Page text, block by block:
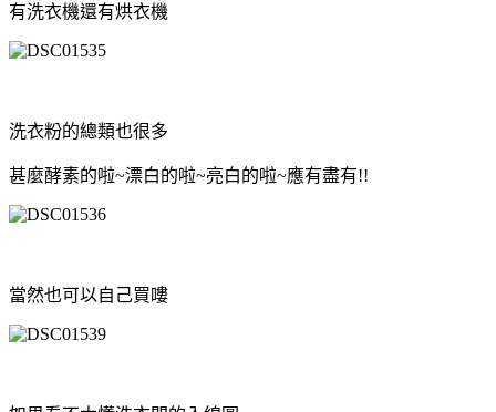
有洗衣機還有烘衣機
洗衣粉的總類也很多
甚麼酵素的啦~漂白的啦~亮白的啦~應有盡有!!
當然也可以自己買嘍